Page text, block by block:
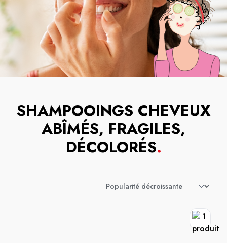
SHAMPOOINGS CHEVEUX
ABÎMÉS, FRAGILES,
DÉCOLORÉS.